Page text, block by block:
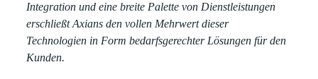
Integration und eine breite Palette von Dienstleistungen
erschließt Axians den vollen Mehrwert dieser
Technologien in Form bedarfsgerechter Lösungen für den
Kunden.